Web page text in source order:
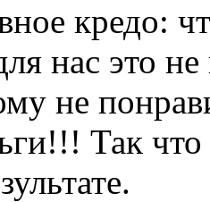
кредо:
нас это
не
Так